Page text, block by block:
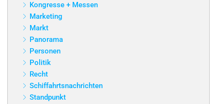
Kongresse + Messen
Marketing
Markt
Panorama
Personen
Politik
Recht
Schiffahrtsnachrichten
Standpunkt